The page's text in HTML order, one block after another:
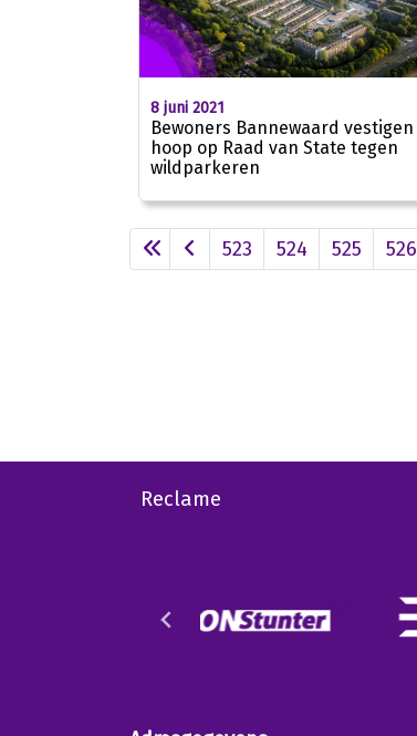
8 juni 2021
Bewoners Bannewaard vestigen
hoop op Raad van State tegen
wildparkeren
523 524 525 526
Reclame